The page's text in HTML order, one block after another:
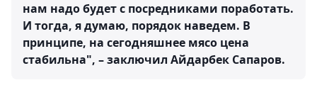
нам надо будет с посредниками поработать.
И тогда, я думаю, порядок наведем. В
принципе, на сегодняшнее мясо цена
стабильна", – заключил Айдарбек Сапаров.